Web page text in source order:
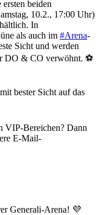
beiden
10.2., 17:00 Uhr)
In
als auch im #Arena-
Sicht und werden
DO & CO verwöhnt. ⚽
bester Sicht auf das
VIP-Bereichen? Dann
E-Mail-
Generali-Arena! 💜